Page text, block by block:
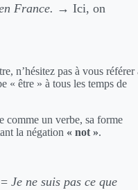
France. → Ici, on
n’hésitez pas à vous référer
« être » à tous les temps de
comme un verbe, sa forme
la négation « not ».
Je ne suis pas ce que